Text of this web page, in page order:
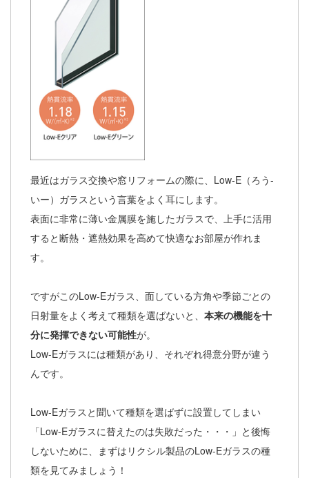
最近はガラス交換や窓リフォームの際に、Low-E（ろう-
いー）ガラスという言葉をよく耳にします。
表面に非常に薄い金属膜を施したガラスで、上手に活用
すると断熱・遮熱効果を高めて快適なお部屋が作れま
す。
ですがこのLow-Eガラス、面している方角や季節ごとの
日射量をよく考えて種類を選ばないと、 本来の機能を十
分に発揮できない可能性が。
Low-Eガラスには種類があり、それぞれ得意分野が違う
んです。
Low-Eガラスと聞いて種類を選ばずに設置してしまい
「Low-Eガラスに替えたのは失敗だった・・・」と後悔
しないために、まずはリクシル製品のLow-Eガラスの種
類を見てみましょう！